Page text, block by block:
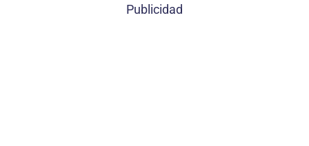
Publicidad